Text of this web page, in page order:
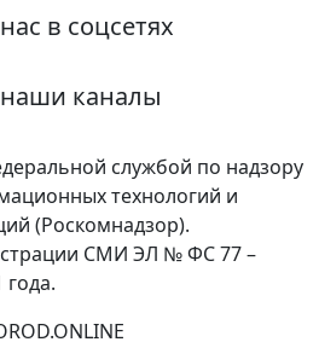
в соцсетях
каналы
службой по надзору
технологий и
(Роскомнадзор).
СМИ ЭЛ № ФС 77 –